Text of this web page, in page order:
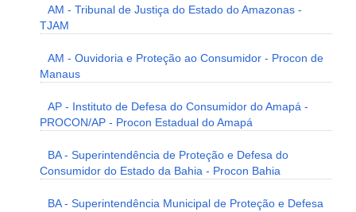
AM - Tribunal de Justiça do Estado do Amazonas -
TJAM
AM - Ouvidoria e Proteção ao Consumidor - Procon de
Manaus
AP - Instituto de Defesa do Consumidor do Amapá -
PROCON/AP - Procon Estadual do Amapá
BA - Superintendência de Proteção e Defesa do
Consumidor do Estado da Bahia - Procon Bahia
BA - Superintendência Municipal de Proteção e Defesa